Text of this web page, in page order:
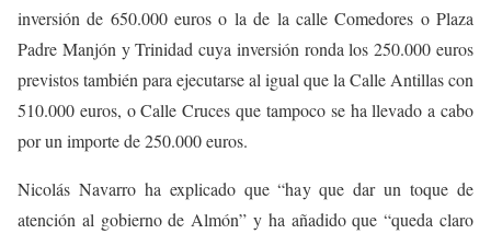
inversión de 650.000 euros o la de la calle Comedores o Plaza
Padre Manjón y Trinidad cuya inversión ronda los 250.000 euros
previstos también para ejecutarse al igual que la Calle Antillas con
510.000 euros, o Calle Cruces que tampoco se ha llevado a cabo
por un importe de 250.000 euros.
Nicolás Navarro ha explicado que “hay que dar un toque de
atención al gobierno de Almón” y ha añadido que “queda claro